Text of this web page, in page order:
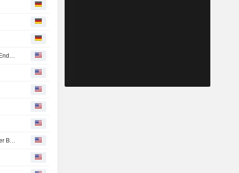
AB SKF Reports Earnings Results for the Second Quarter and Six Months Ended June 30, 2026
Tata Consultancy Services Posts Higher Fiscal First-Quarter Earnings; Order Book Shrinks